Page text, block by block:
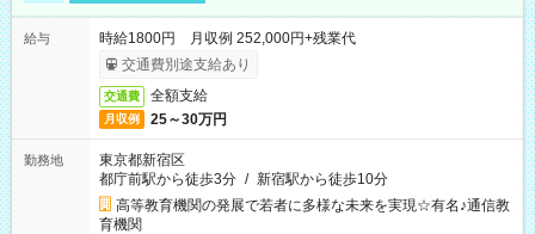
給与
時給1800円 月収例 252,000円+残業代
交通費別途支給あり
交通費 全額支給
月収例 25～30万円
勤務地
東京都新宿区
都庁前駅から徒歩3分 / 新宿駅から徒歩10分
高等教育機関の発展で若者に多様な未来を実現☆有名♪通信教
育機関